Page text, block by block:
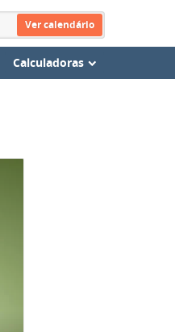
Ver calendário
Calculadoras